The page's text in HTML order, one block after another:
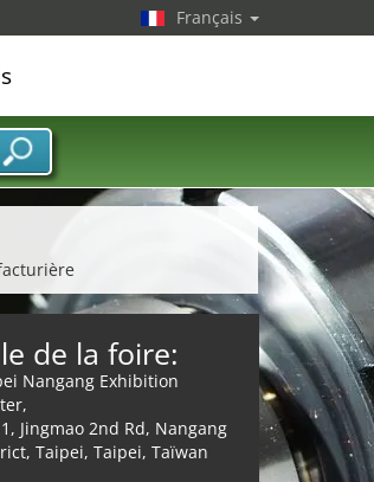
de la foire:
Nangang Exhibition
Jingmao 2nd Rd, Nangang
Taipei, Taipei, Taïwan
Français